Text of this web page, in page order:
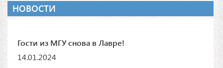
НОВОСТИ
Гости из МГУ снова в Лавре!
14.01.2024